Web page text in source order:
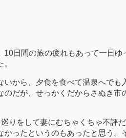
10日間の旅の疲れもあって一日
から、夕食を食べて温泉へでも
だが、せっかくだからさぬき市
りをして妻にむちゃくちゃ不評
かったというのもあったと思う。